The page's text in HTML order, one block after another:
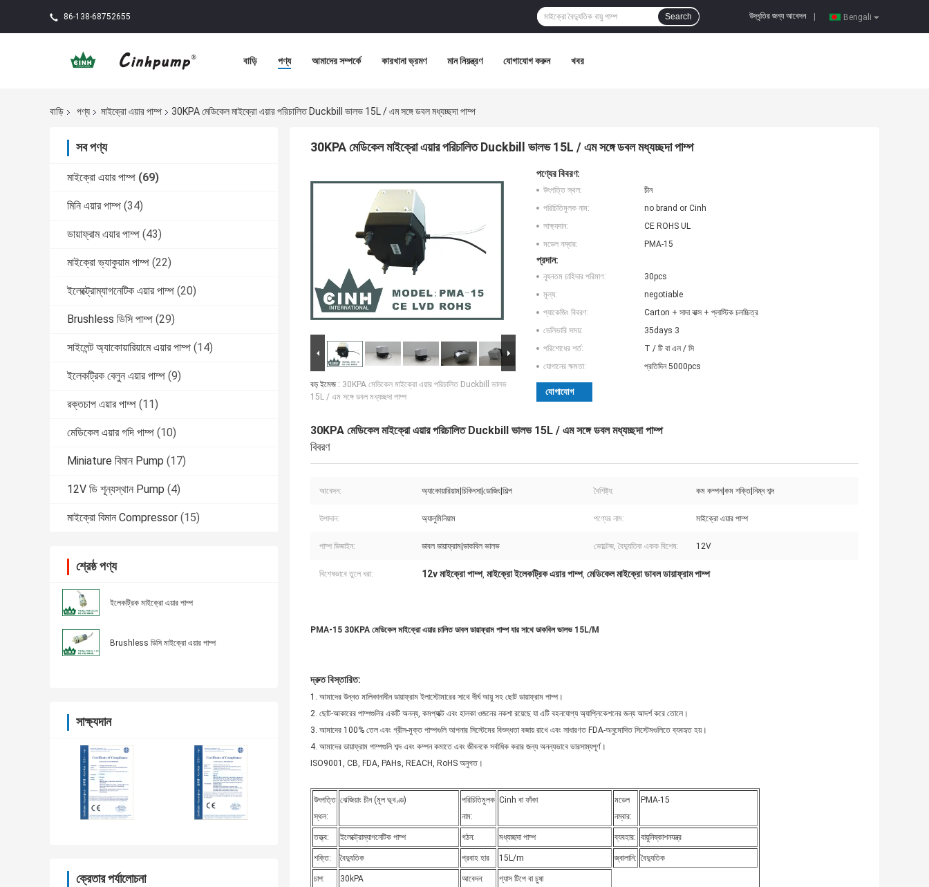
86-138-68752655 Bengali
উদ্ধৃতির জন্য আবেদন
Search
বাড়ি পণ্য আমাদের সম্পর্কে কারখানা ভ্রমণ মান নিয়ন্ত্রণ যোগাযোগ করুন খবর
বাড়ি পণ্য মাইক্রো এয়ার পাম্প 30KPA মেডিকেল মাইক্রো এয়ার পরিচালিত Duckbill ভালভ 15L / এম সঙ্গে ডবল মধ্যচ্ছদা পাম্প
সব পণ্য
মাইক্রো এয়ার পাম্প (69)
মিনি এয়ার পাম্প (34)
ডায়াফ্রাম এয়ার পাম্প (43)
মাইক্রো ভ্যাকুয়াম পাম্প (22)
ইলেক্ট্রোম্যাগনেটিক এয়ার পাম্প (20)
Brushless ডিসি পাম্প (29)
সাইলেন্ট অ্যাকোয়ারিয়ামে এয়ার পাম্প (14)
ইলেকট্রিক বেলুন এয়ার পাম্প (9)
রক্তচাপ এয়ার পাম্প (11)
মেডিকেল এয়ার গদি পাম্প (10)
Miniature বিমান Pump (17)
12V ডি শূন্যস্থান Pump (4)
মাইক্রো বিমান Compressor (15)
শ্রেষ্ঠ পণ্য
ইলেকট্রিক মাইক্রো এয়ার পাম্প
Brushless ডিসি মাইক্রো এয়ার পাম্প
সাক্ষ্যদান
ক্রেতার পর্যালোচনা
30KPA মেডিকেল মাইক্রো এয়ার পরিচালিত Duckbill ভালভ 15L / এম সঙ্গে ডবল মধ্যচ্ছদা পাম্প
বড় ইমেজ : 30KPA মেডিকেল মাইক্রো এয়ার পরিচালিত Duckbill ভালভ
15L / এম সঙ্গে ডবল মধ্যচ্ছদা পাম্প
পণ্যের বিবরণ:
উৎপত্তি স্থল:
চীন
পরিচিতিমুলক নাম:
no brand or Cinh
সাক্ষ্যদান:
CE ROHS UL
মডেল নম্বার:
PMA-15
প্রদান:
ন্যূনতম চাহিদার পরিমাণ:
30pcs
মূল্য:
negotiable
প্যাকেজিং বিবরণ:
Carton + সাদা বাক্স + প্লাস্টিক চলচ্চিত্র
ডেলিভারি সময়:
35days 3
পরিশোধের শর্ত:
T / টি বা এল / সি
যোগানের ক্ষমতা:
প্রতিদিন 5000pcs
যোগাযোগ
30KPA মেডিকেল মাইক্রো এয়ার পরিচালিত Duckbill ভালভ 15L / এম সঙ্গে ডবল মধ্যচ্ছদা পাম্প
বিবরণ
আবেদন: অ্যাকোয়ারিয়াম|চিকিৎসা|ডোজিং|শিল্প বৈশিষ্ট্য: কম কম্পন|কম শক্তি|নিম্ন শব্দ
উপাদান: অ্যালুমিনিয়াম পণ্যের নাম: মাইক্রো এয়ার পাম্প
পাম্প ডিজাইন: ডাবল ডায়াফ্রাম|ডাকবিল ভালভ ভোল্টেজ, বৈদ্যুতিক একক বিশেষ: 12V
বিশেষভাবে তুলে ধরা: 12v মাইক্রো পাম্প, মাইক্রো ইলেকট্রিক এয়ার পাম্প, মেডিকেল মাইক্রো ডাবল ডায়াফ্রাম পাম্প
PMA-15 30KPA মেডিকেল মাইক্রো এয়ার চালিত ডাবল ডায়াফ্রাম পাম্প যার সাথে ডাকবিল ভালভ 15L/M
দ্রুত বিস্তারিত:
1. আমাদের উন্নত মালিকানাধীন ডায়াফ্রাম ইলাস্টোমারের সাথে দীর্ঘ আয়ু সহ ছোট ডায়াফ্রাম পাম্প।
2. ছোট-আকারের পাম্পগুলির একটি অনন্য, কমপ্যাক্ট এবং হালকা ওজনের নকশা রয়েছে যা এটি বহনযোগ্য অ্যাপ্লিকেশনের জন্য আদর্শ করে তোলে।
3. আমাদের 100% তেল এবং গ্রীস-মুক্ত পাম্পগুলি আপনার সিস্টেমের বিশুদ্ধতা বজায় রাখে এবং সাধারণত FDA-অনুমোদিত সিস্টেমগুলিতে ব্যবহৃত হয়।
4. আমাদের ডায়াফ্রাম পাম্পগুলি শব্দ এবং কম্পন কমাতে এবং জীবনকে সর্বাধিক করার জন্য অনন্যভাবে ভারসাম্যপূর্ণ।
ISO9001, CB, FDA, PAHs, REACH, RoHS অনুগত।
উৎপত্তি
স্থল:
ঝেজিয়াং চীন (মূল ভূখণ্ড)
পরিচিতিমুলক
নাম:
Cinh বা ফাঁকা
মডেল
নম্বার:
PMA-15
তত্ত্ব: ইলেক্ট্রোম্যাগনেটিক পাম্প গঠন: মধ্যচ্ছদা পাম্প ব্যবহার: বায়ুনিষ্কাশনযন্ত্র
শক্তি: বৈদ্যুতিক প্রবাহ হার 15L/m জ্বালানি: বৈদ্যুতিক
চাপ: 30kPA আবেদন: গ্যাস টিপে বা চুষা